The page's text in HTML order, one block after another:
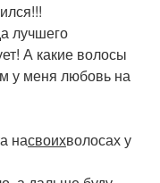
лучшего
А какие волосы
у меня любовь на
насвоихволосах у